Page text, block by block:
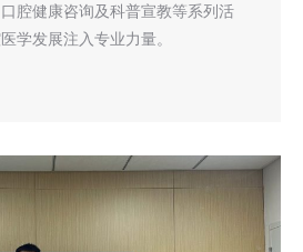
腔健康咨询及科普宣教等系列活
学发展注入专业力量。